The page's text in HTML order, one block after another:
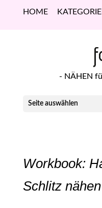
HOME
- NÄHEN
Seite auswählen
Workbook:
Schlitz nähen